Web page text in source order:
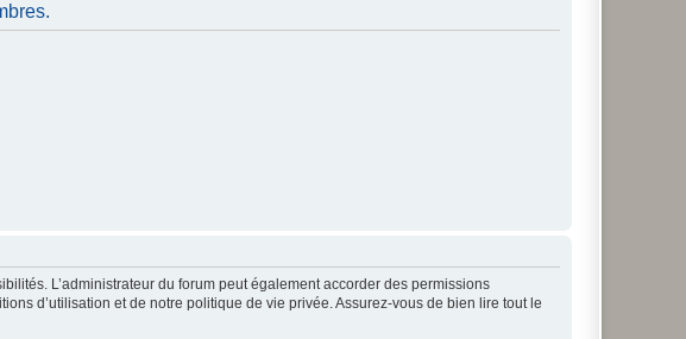
L’administrateur du forum peut également accorder des permissions
d’utilisation et de notre politique de vie privée. Assurez-vous de bien lire tout le